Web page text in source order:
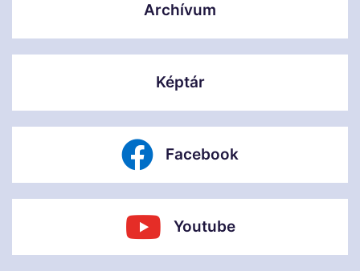
Archívum
Képtár
Facebook
Youtube